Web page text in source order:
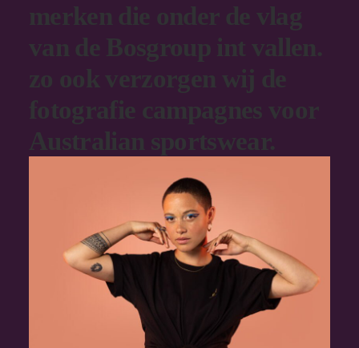
merken die onder de vlag
van de Bosgroup int vallen.
zo ook verzorgen wij de
fotografie campagnes voor
Australian sportswear.